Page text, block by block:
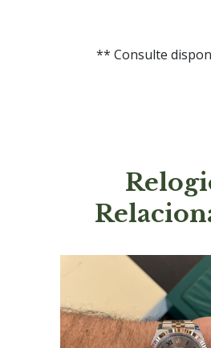
** Consulte